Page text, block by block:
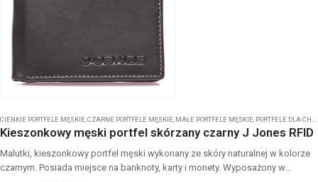
CIENKIE PORTFELE MĘSKIE CZARNE PORTFELE MĘSKIE MAŁE PORTFELE MĘSKIE PORTFELE DLA CHŁOPCA
Kieszonkowy męski portfel skórzany czarny J Jones RFID
Malutki, kieszonkowy portfel męski wykonany ze skóry naturalnej w kolorze
czarnym. Posiada miejsce na banknoty, karty i monety. Wyposażony w